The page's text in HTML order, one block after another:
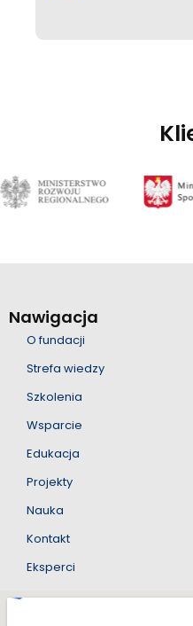
Nawigacja
O fundacji
Strefa wiedzy
Szkolenia
Wsparcie
Edukacja
Projekty
Nauka
Kontakt
Eksperci